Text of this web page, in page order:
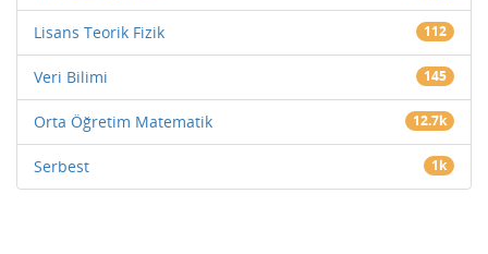
Lisans Teorik Fizik 112
Veri Bilimi 145
Orta Öğretim Matematik 12.7k
Serbest 1k